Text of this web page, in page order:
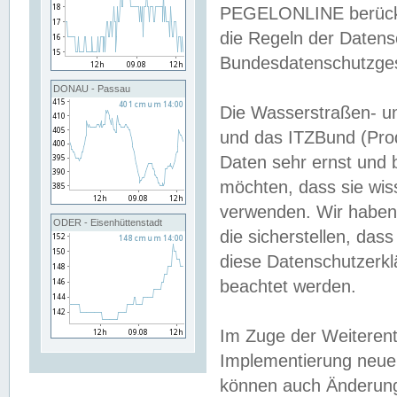
DONAU - Passau
ODER - Eisenhüttenstadt
PEGELONLINE
die Regeln der
Die Wasserstraßen-
und das ITZBund
Daten sehr ernst und
möchten, dass sie
verwenden. Wir
die sicherstellen,
diese
beachtet werden.
Im Zuge der
Implementierung
können auch